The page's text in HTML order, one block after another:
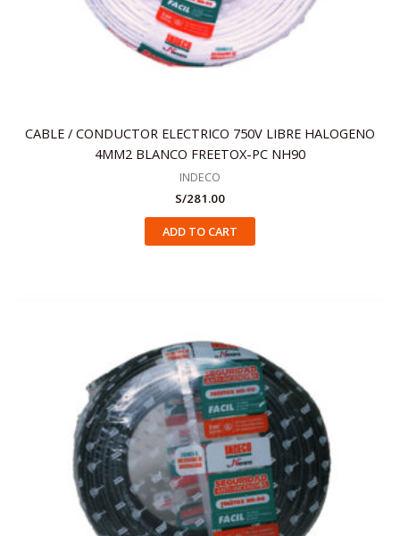
CABLE / CONDUCTOR ELECTRICO 750V LIBRE HALOGENO
4MM2 BLANCO FREETOX-PC NH90
INDECO
S/281.00
ADD TO CART